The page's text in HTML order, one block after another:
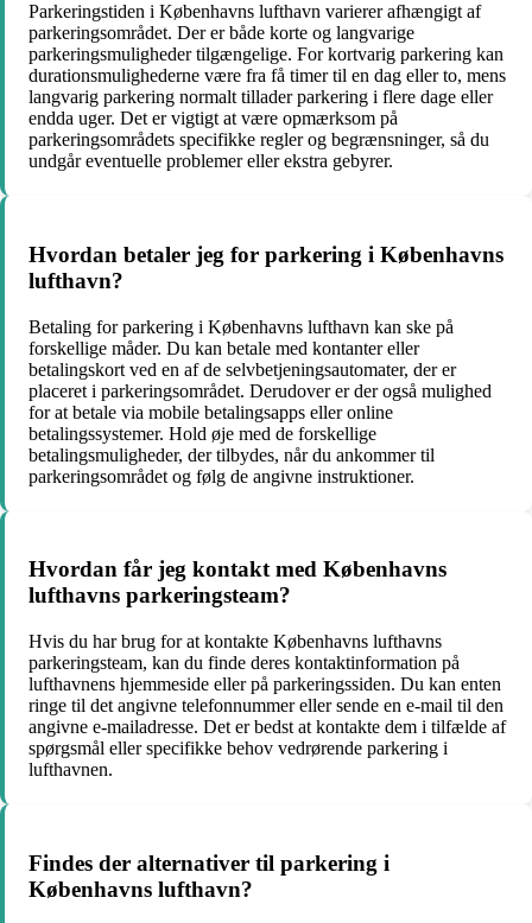
Parkeringstiden i Københavns lufthavn varierer afhængigt af
parkeringsområdet. Der er både korte og langvarige
parkeringsmuligheder tilgængelige. For kortvarig parkering kan
durationsmulighederne være fra få timer til en dag eller to, mens
langvarig parkering normalt tillader parkering i flere dage eller
endda uger. Det er vigtigt at være opmærksom på
parkeringsområdets specifikke regler og begrænsninger, så du
undgår eventuelle problemer eller ekstra gebyrer.
Hvordan betaler jeg for parkering i Københavns
lufthavn?
Betaling for parkering i Københavns lufthavn kan ske på
forskellige måder. Du kan betale med kontanter eller
betalingskort ved en af de selvbetjeningsautomater, der er
placeret i parkeringsområdet. Derudover er der også mulighed
for at betale via mobile betalingsapps eller online
betalingssystemer. Hold øje med de forskellige
betalingsmuligheder, der tilbydes, når du ankommer til
parkeringsområdet og følg de angivne instruktioner.
Hvordan får jeg kontakt med Københavns
lufthavns parkeringsteam?
Hvis du har brug for at kontakte Københavns lufthavns
parkeringsteam, kan du finde deres kontaktinformation på
lufthavnens hjemmeside eller på parkeringssiden. Du kan enten
ringe til det angivne telefonnummer eller sende en e-mail til den
angivne e-mailadresse. Det er bedst at kontakte dem i tilfælde af
spørgsmål eller specifikke behov vedrørende parkering i
lufthavnen.
Findes der alternativer til parkering i
Københavns lufthavn?